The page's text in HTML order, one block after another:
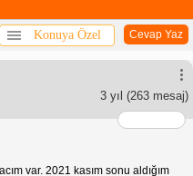
Cevap Yaz
Konuya Özel
3 yıl (263 mesaj)
var. 2021 kasım sonu aldığım